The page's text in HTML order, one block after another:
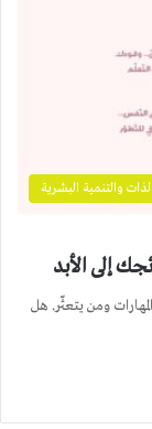
والتنمية البشرية
ومن يتعثّر. هل